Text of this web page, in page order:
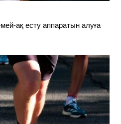
ақ есту аппаратын алуға